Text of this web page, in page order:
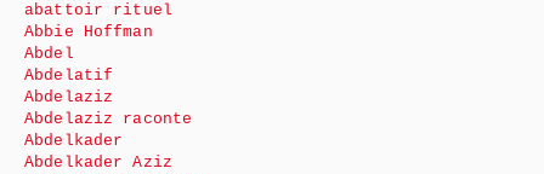
abattoir rituel
Abbie Hoffman
Abdel
Abdelatif
Abdelaziz
Abdelaziz raconte
Abdelkader
Abdelkader Aziz